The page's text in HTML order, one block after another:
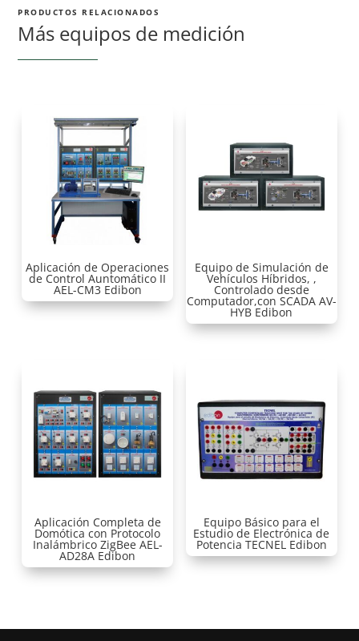
PRODUCTOS RELACIONADOS
Más equipos de medición
Aplicación de Operaciones
de Control Auntomático II
AEL-CM3 Edibon
Equipo de Simulación de
Vehículos Híbridos, ,
Controlado desde
Computador,con SCADA AV-
HYB Edibon
Aplicación Completa de
Domótica con Protocolo
Inalámbrico ZigBee AEL-
AD28A Edibon
Equipo Básico para el
Estudio de Electrónica de
Potencia TECNEL Edibon